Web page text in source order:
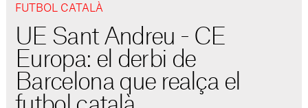
FUTBOL CATALÀ
UE Sant Andreu - CE
Europa: el derbi de
Barcelona que realça el